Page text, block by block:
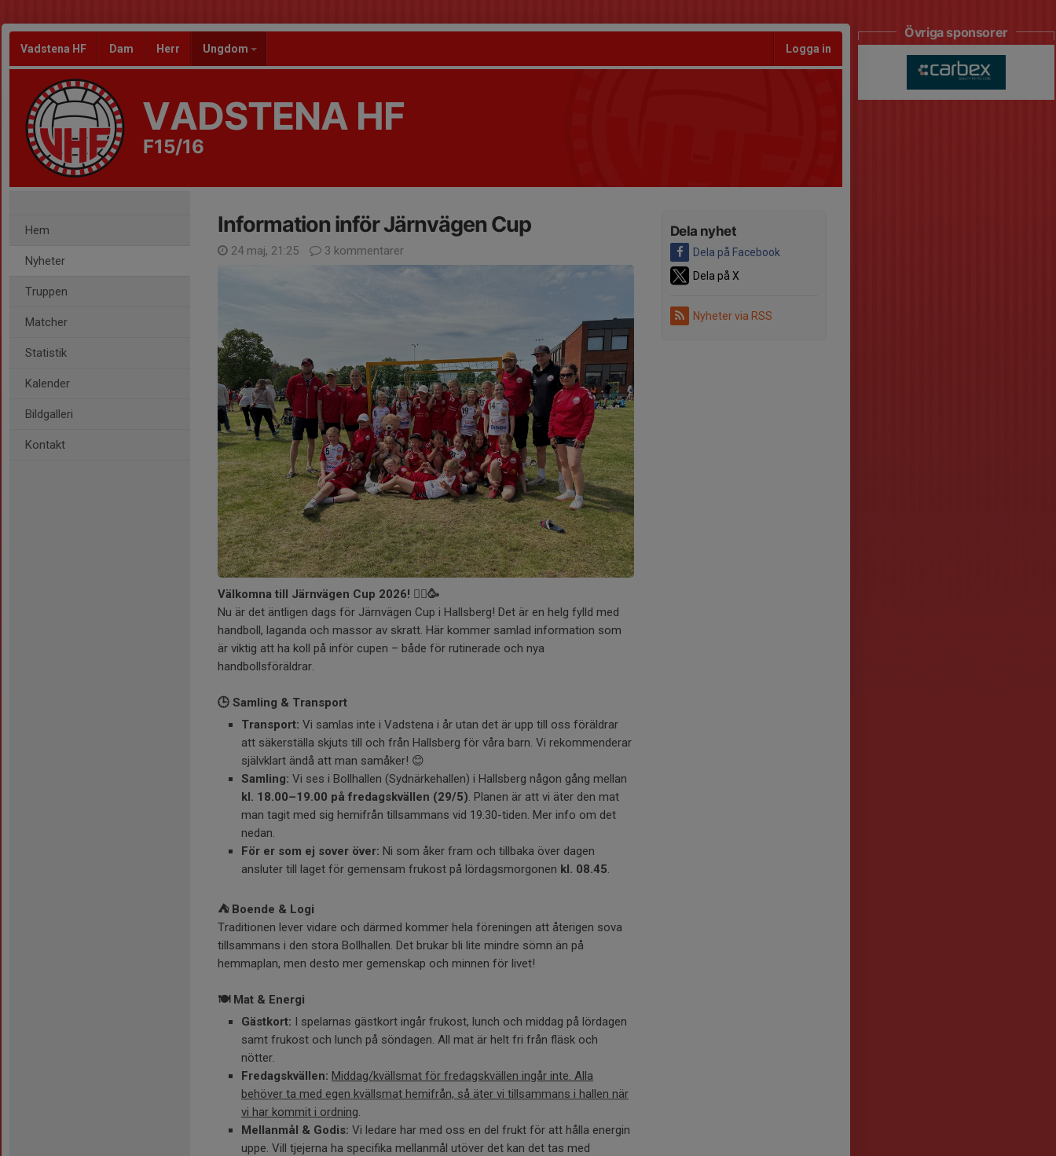
Vadstena HF Dam Herr Ungdom Logga in
VADSTENA HF
F15/16
Hem
Nyheter
Truppen
Matcher
Statistik
Kalender
Bildgalleri
Kontakt
Dela nyhet
Dela på Facebook
Dela på X
Nyheter via RSS
Information inför Järnvägen Cup
24 maj, 21:25 3 kommentarer
Välkomna till Järnvägen Cup 2026! 🤾‍♀️🥳
Nu är det äntligen dags för Järnvägen Cup i Hallsberg! Det är en helg fylld med
handboll, laganda och massor av skratt. Här kommer samlad information som
är viktig att ha koll på inför cupen – både för rutinerade och nya
handbollsföräldrar.
🕒 Samling & Transport
Transport: Vi samlas inte i Vadstena i år utan det är upp till oss föräldrar
att säkerställa skjuts till och från Hallsberg för våra barn. Vi rekommenderar
självklart ändå att man samåker! 😊
Samling: Vi ses i Bollhallen (Sydnärkehallen) i Hallsberg någon gång mellan
kl. 18.00–19.00 på fredagskvällen (29/5) . Planen är att vi äter den mat
man tagit med sig hemifrån tillsammans vid 19.30-tiden. Mer info om det
nedan.
För er som ej sover över: Ni som åker fram och tillbaka över dagen
ansluter till laget för gemensam frukost på lördagsmorgonen kl. 08.45
⛺ Boende & Logi
Traditionen lever vidare och därmed kommer hela föreningen att återigen sova
tillsammans i den stora Bollhallen. Det brukar bli lite mindre sömn än på
hemmaplan, men desto mer gemenskap och minnen för livet!
🍽️ Mat & Energi
Gästkort: I spelarnas gästkort ingår frukost, lunch och middag på lördagen
samt frukost och lunch på söndagen. All mat är helt fri från fläsk och
nötter.
Fredagskvällen: Middag/kvällsmat för fredagskvällen ingår inte. Alla
behöver ta med egen kvällsmat hemifrån, så äter vi tillsammans i hallen när
vi har kommit i ordning
Mellanmål & Godis: Vi ledare har med oss en del frukt för att hålla energin
uppe. Vill tjejerna ha specifika mellanmål utöver det kan det tas med
Övriga sponsorer